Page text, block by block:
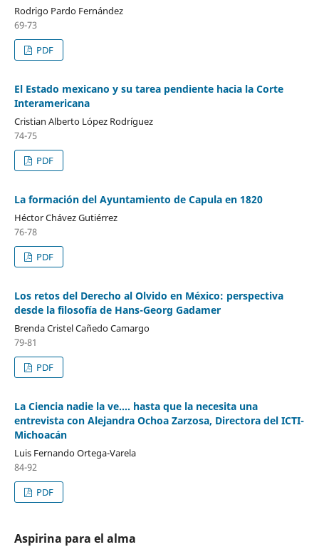
Rodrigo Pardo Fernández
69-73
PDF
El Estado mexicano y su tarea pendiente hacia la Corte
Interamericana
Cristian Alberto López Rodríguez
74-75
PDF
La formación del Ayuntamiento de Capula en 1820
Héctor Chávez Gutiérrez
76-78
PDF
Los retos del Derecho al Olvido en México: perspectiva
desde la filosofía de Hans-Georg Gadamer
Brenda Cristel Cañedo Camargo
79-81
PDF
La Ciencia nadie la ve…. hasta que la necesita una
entrevista con Alejandra Ochoa Zarzosa, Directora del ICTI-
Michoacán
Luis Fernando Ortega-Varela
84-92
PDF
Aspirina para el alma